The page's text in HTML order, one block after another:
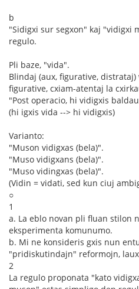
b
"Sidigxi sur segxon" kaj "vidigxi
regulo.
Pli baze, "vida".
Blindaj (aux, figurative, distrataj)
figurative, cxiam-atentaj la
"Post operacio, hi vidigxis
(hi igxis vida --> hi vidigxis)
Varianto:
"Muson vidigxas (bela)".
"Muso vidigxans (bela)".
"Muso vidingxas (bela)".
(Vidin = vidati, sed kun ciuj
○
1
a. La eblo novan pli fluan stilon
eksperimenta komunumo.
b. Mi ne konsideris gxis nun
"pridiskutindajn" reformojn,
2
La regulo proponata "kato